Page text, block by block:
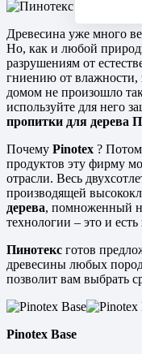
Древесина уже много
Но, как и любой
разрушениям от
гниению от
домом не произошло
используйте для него
пропитки для дерева
Почему Pinotex ?
продуктов эту фирму
отрасли. Весь
производящей
дерева, помноженный
технологии – это и есть
Пинотекс готов
древесины любых
позволит вам выбрать
Pinotex Base